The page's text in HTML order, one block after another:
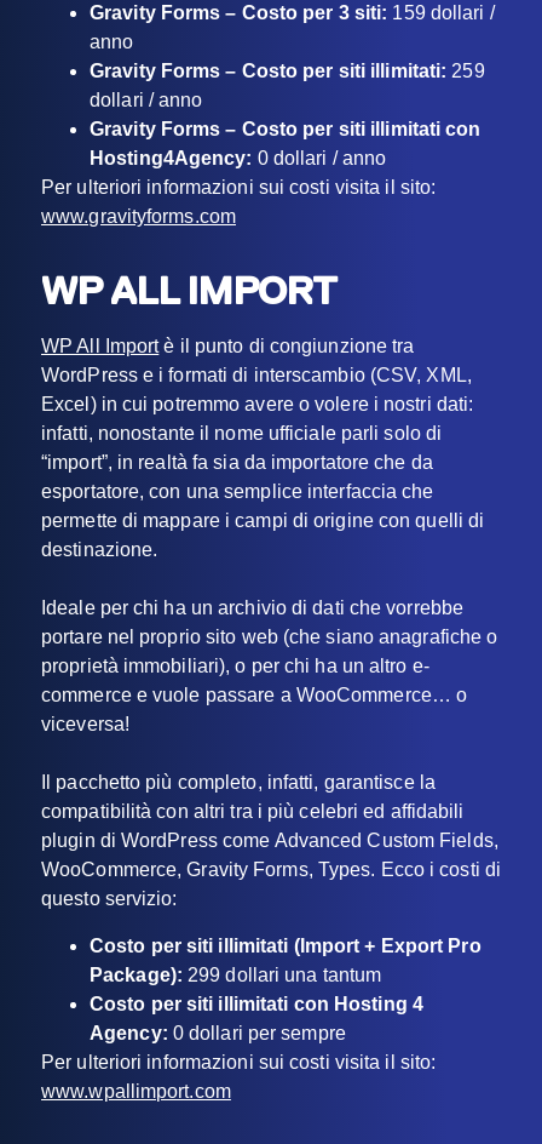
Gravity Forms – Costo per 3 siti: 159 dollari /
anno
Gravity Forms – Costo per siti illimitati: 259
dollari / anno
Gravity Forms – Costo per siti illimitati con
Hosting4Agency: 0 dollari / anno
Per ulteriori informazioni sui costi visita il sito:
www.gravityforms.com
WP ALL IMPORT
WP All Importè il punto di congiunzione tra
WordPress e i formati di interscambio (CSV, XML,
Excel) in cui potremmo avere o volere i nostri dati:
infatti, nonostante il nome ufficiale parli solo di
“import”, in realtà fa sia da importatore che da
esportatore, con una semplice interfaccia che
permette di mappare i campi di origine con quelli di
destinazione.
Ideale per chi ha un archivio di dati che vorrebbe
portare nel proprio sito web (che siano anagrafiche o
proprietà immobiliari), o per chi ha un altro e-
commerce e vuole passare a WooCommerce… o
viceversa!
Il pacchetto più completo, infatti, garantisce la
compatibilità con altri tra i più celebri ed affidabili
plugin di WordPress come Advanced Custom Fields,
WooCommerce, Gravity Forms, Types. Ecco i costi di
questo servizio:
Costo per siti illimitati (Import + Export Pro
Package): 299 dollari una tantum
Costo per siti illimitati con Hosting 4
Agency: 0 dollari per sempre
Per ulteriori informazioni sui costi visita il sito:
www.wpallimport.com